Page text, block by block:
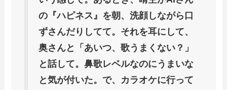
の『ハピネス』を朝、洗顔しながら口
ずさんだりしてて。それを耳にして、
奥さんと「あいつ、歌うまくない？」
と話して。鼻歌レベルなのにうまいな
と気が付いた。で、カラオケに行って